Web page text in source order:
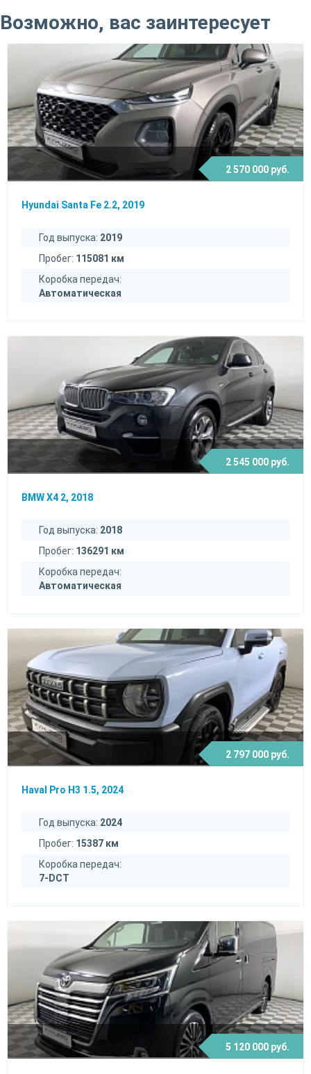
Возможно, вас заинтересует
2 570 000 руб.
Hyundai Santa Fe 2.2, 2019
Год выпуска: 2019
Пробег: 115081 км
Коробка передач:
Автоматическая
2 545 000 руб.
BMW X4 2, 2018
Год выпуска: 2018
Пробег: 136291 км
Коробка передач:
Автоматическая
2 797 000 руб.
Haval Pro H3 1.5, 2024
Год выпуска: 2024
Пробег: 15387 км
Коробка передач:
7-DCT
5 120 000 руб.